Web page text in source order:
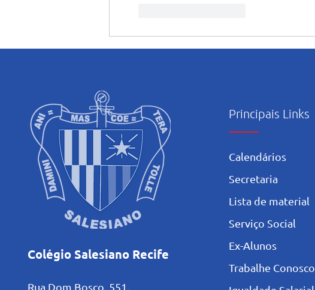
Colégio Salesiano Recife
Rua Dom Bosco, 551,
Principais Links
Calendários
Secretaria
L ista de material
Serviço Social
Ex-Alunos
Trabalhe Conosco